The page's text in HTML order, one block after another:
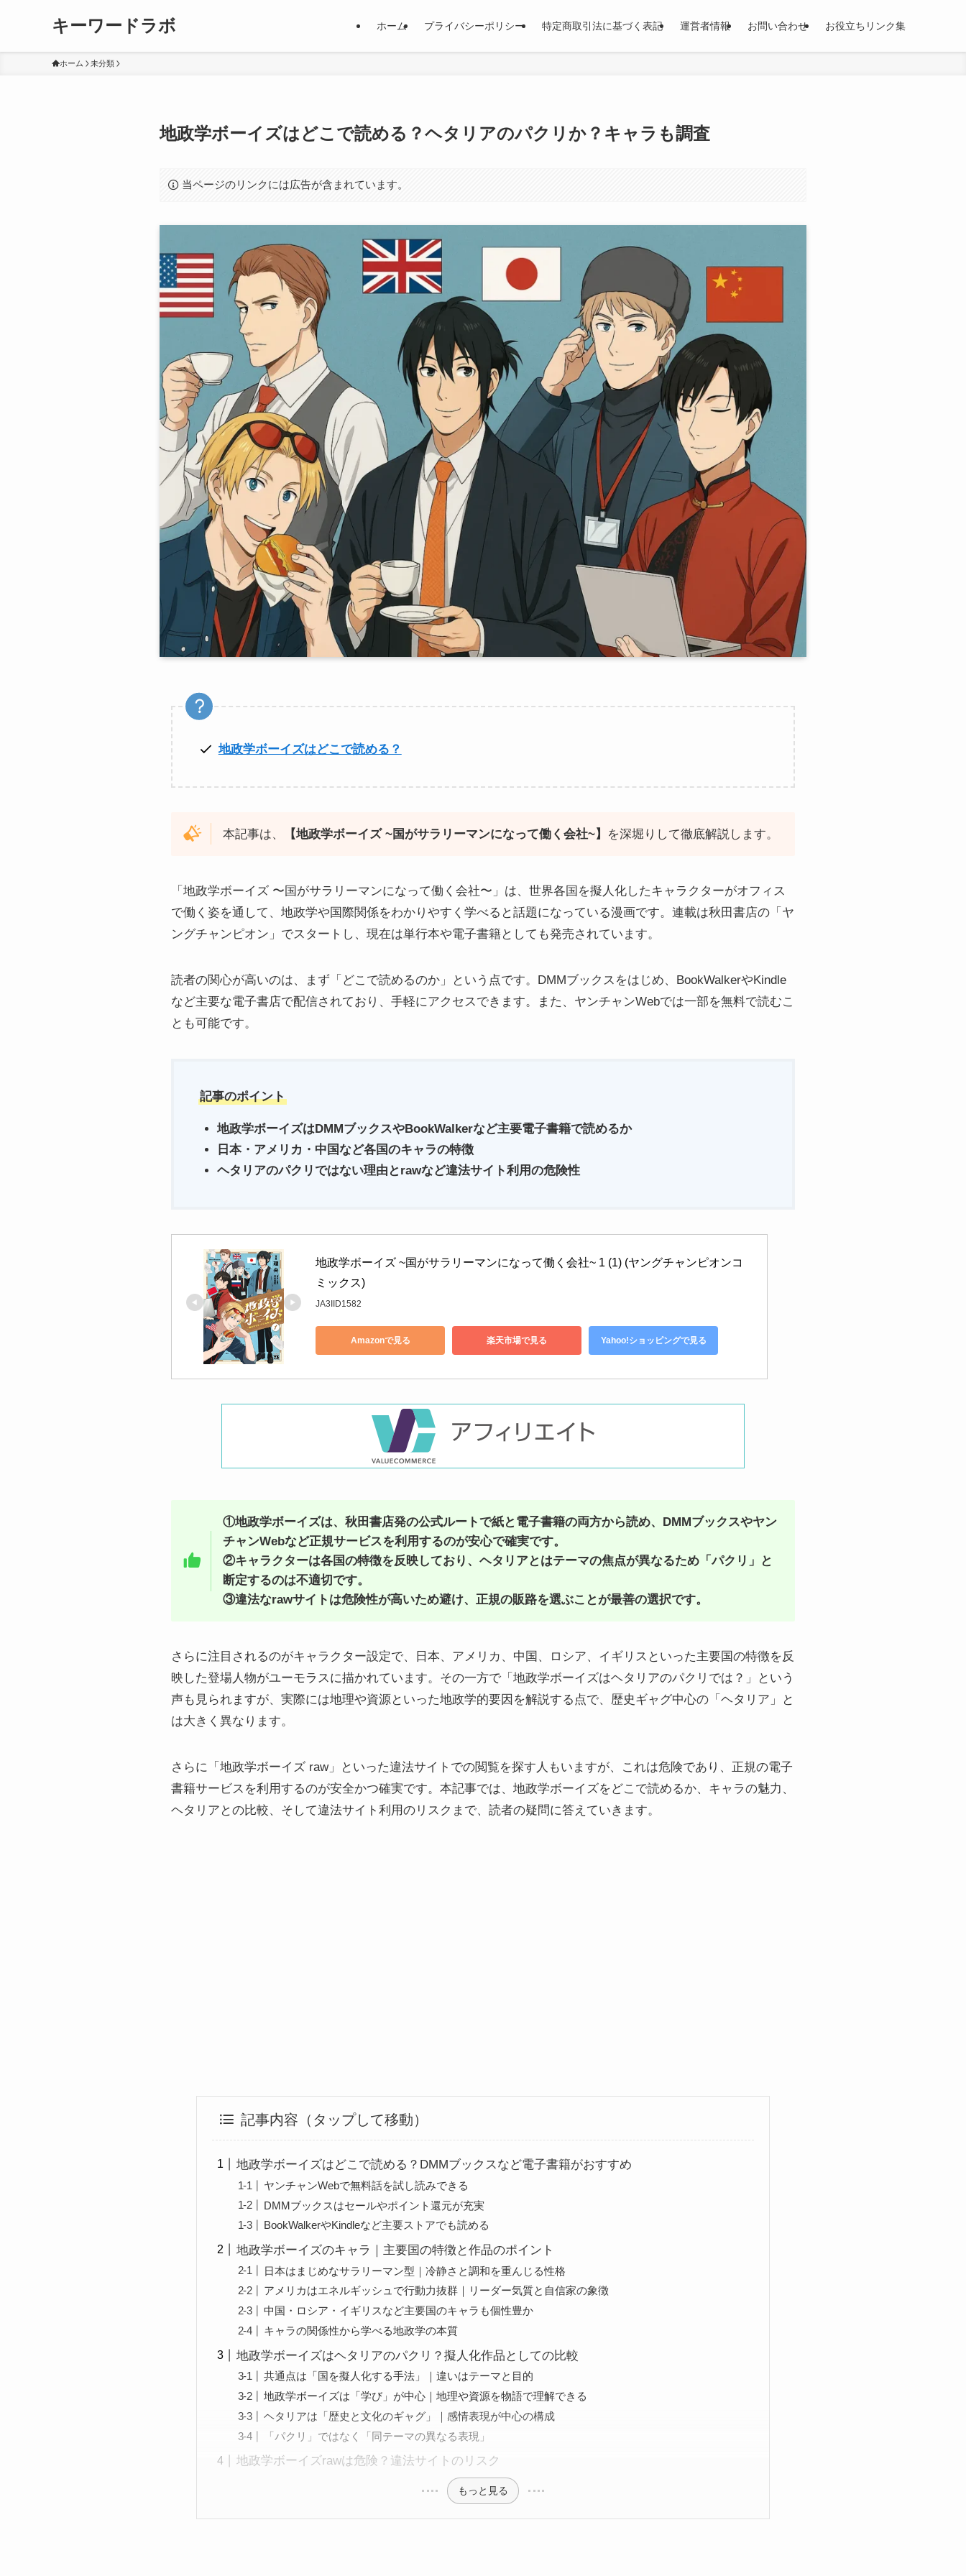
キーワードラボ ホーム プライバシーポリシー 特定商取引法に基づく表記 運営者情報 お問い合わせ お役立ちリンク集
ホーム 未分類
地政学ボーイズはどこで読める？ヘタリアのパクリか？キャラも調査
当ページのリンクには広告が含まれています。
地政学ボーイズはどこで読める？
本記事は、 【地政学ボーイズ ~国がサラリーマンになって働く会社~】 を深堀りして徹底解説します。
「地政学ボーイズ 〜国がサラリーマンになって働く会社〜」は、世界各国を擬人化したキャラクターがオフィス
で働く姿を通して、地政学や国際関係をわかりやすく学べると話題になっている漫画です。連載は秋田書店の「ヤ
ングチャンピオン」でスタートし、現在は単行本や電子書籍としても発売されています。
読者の関心が高いのは、まず「どこで読めるのか」という点です。DMMブックスをはじめ、BookWalkerやKindle
など主要な電子書店で配信されており、手軽にアクセスできます。また、ヤンチャンWebでは一部を無料で読むこ
とも可能です。
記事のポイント
地政学ボーイズはDMMブックスやBookWalkerなど主要電子書籍で読めるか
日本・アメリカ・中国など各国のキャラの特徴
ヘタリアのパクリではない理由とrawなど違法サイト利用の危険性
地政学ボーイズ ~国がサラリーマンになって働く会社~ 1 (1) (ヤングチャンピオンコ
ミックス)
JA3IID1582
Amazonで見る 楽天市場で見る Yahoo!ショッピングで見る
①地政学ボーイズは、秋田書店発の公式ルートで紙と電子書籍の両方から読め、DMMブックスやヤン
チャンWebなど正規サービスを利用するのが安心で確実です。
②キャラクターは各国の特徴を反映しており、ヘタリアとはテーマの焦点が異なるため「パクリ」と
断定するのは不適切です。
③違法なrawサイトは危険性が高いため避け、正規の販路を選ぶことが最善の選択です。
さらに注目されるのがキャラクター設定で、日本、アメリカ、中国、ロシア、イギリスといった主要国の特徴を反
映した登場人物がユーモラスに描かれています。その一方で「地政学ボーイズはヘタリアのパクリでは？」という
声も見られますが、実際には地理や資源といった地政学的要因を解説する点で、歴史ギャグ中心の「ヘタリア」と
は大きく異なります。
さらに「地政学ボーイズ raw」といった違法サイトでの閲覧を探す人もいますが、これは危険であり、正規の電子
書籍サービスを利用するのが安全かつ確実です。本記事では、地政学ボーイズをどこで読めるか、キャラの魅力、
ヘタリアとの比較、そして違法サイト利用のリスクまで、読者の疑問に答えていきます。
記事内容（タップして移動）
地政学ボーイズはどこで読める？DMMブックスなど電子書籍がおすすめ
ヤンチャンWebで無料話を試し読みできる
DMMブックスはセールやポイント還元が充実
BookWalkerやKindleなど主要ストアでも読める
地政学ボーイズのキャラ｜主要国の特徴と作品のポイント
日本はまじめなサラリーマン型｜冷静さと調和を重んじる性格
アメリカはエネルギッシュで行動力抜群｜リーダー気質と自信家の象徴
中国・ロシア・イギリスなど主要国のキャラも個性豊か
キャラの関係性から学べる地政学の本質
地政学ボーイズはヘタリアのパクリ？擬人化作品としての比較
共通点は「国を擬人化する手法」｜違いはテーマと目的
地政学ボーイズは「学び」が中心｜地理や資源を物語で理解できる
ヘタリアは「歴史と文化のギャグ」｜感情表現が中心の構成
「パクリ」ではなく「同テーマの異なる表現」
地政学ボーイズrawは危険？違法サイトのリスク
もっと見る